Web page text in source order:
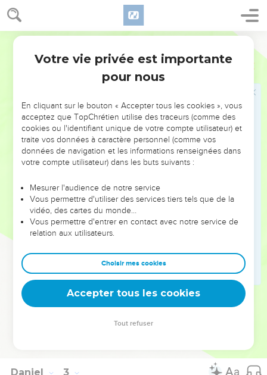
Daniel 2
pulvérisera et anéantira tous ces royaumes-là, et lui-même
subsistera éternellement.
Ainsi, tu as vu la pierre se détacher de la montagne sans
le secours d’aucune main, et elle a pulvérisé le fer, le
bronze, l’argile, l’argent et l’or. Le grand Dieu a fait connaître
au roi ce qui doit arriver dans la suite. Le rêve est véritable,
Alors le roi Neboukadnetsar tomba la face contre terre, se
prosterna devant Daniel et ordonna de lui offrir des sacrifices
et des parfums.
Le roi adressa la parole à Daniel et dit : En vérité, votre
les mystères, puisque tu as pu découvrir ce mystère.
Ensuite le roi éleva Daniel et lui fit de nombreux et riches
présents. Il lui donna le commandement de toute la province
de Babylone et l’établit chef suprême de tous les sages de
Daniel pria le roi de remettre l’administration de la
province de Babylone à Chadrak, Méchak et Abed-Nego. Et
Daniel était à la cour du roi.
© Société biblique française – Bibli’O, 1978, avec autorisation. Pour vous procurer
Daniel 3
Votre vie privée est importante
pour nous
En cliquant sur le bouton « Accepter tous les cookies », vous
acceptez que TopChrétien utilise des traceurs (comme des
cookies ou l'identifiant unique de votre compte utilisateur) et
traite vos données à caractère personnel (comme vos
données de navigation et les informations renseignées dans
votre compte utilisateur) dans les buts suivants :
Mesurer l'audience de notre service
Vous permettre d'utiliser des services tiers tels que de la
vidéo, des cartes du monde…
Vous permettre d'entrer en contact avec notre service de
relation aux utilisateurs.
Choisir mes cookies
Accepter tous les cookies
Tout refuser